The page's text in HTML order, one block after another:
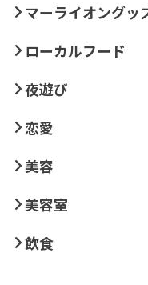
マーライオングッ
ローカルフード
夜遊び
恋愛
美容
美容室
飲食